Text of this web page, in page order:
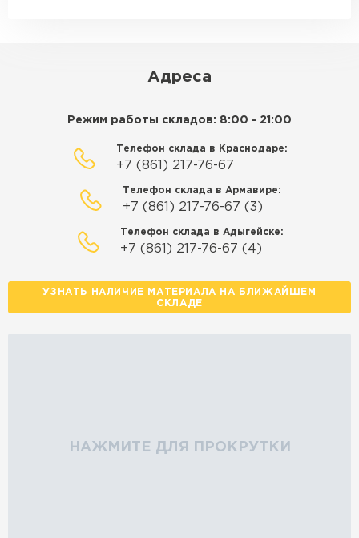
Адреса
Режим работы складов: 8:00 - 21:00
Телефон склада в Краснодаре:
+7 (861) 217-76-67
Телефон склада в Армавире:
+7 (861) 217-76-67 (3)
Телефон склада в Адыгейске:
+7 (861) 217-76-67 (4)
УЗНАТЬ НАЛИЧИЕ МАТЕРИАЛА НА БЛИЖАЙШЕМ
СКЛАДЕ
НАЖМИТЕ ДЛЯ ПРОКРУТКИ